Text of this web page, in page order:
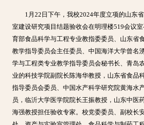
1月22日下午，我校2024年度立项的山东
室建设研究项目结题验收会在明理楼519会议
育部食品科学与工程专业教指委委员、山东省
教学指导委员会主任委员、中国海洋大学曾名
学与工程类专业教学指导委员会秘书长、青岛
业的科技学院副院长陈海华教授，山东省食品
指导委员会委员、中国水产科学研究院黄海水
员，临沂大学医学院院长王振教授，山东中医
海强教授担任验收专家。校党委委员、副校长